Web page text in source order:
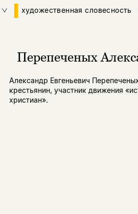
художественная словесность
Перепеченых
Александр Евгеньевич
крестьянин, участник движения
христиан».